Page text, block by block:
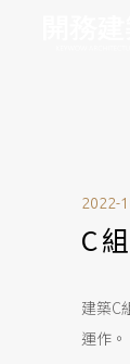
2022-
C
建築C
運作。